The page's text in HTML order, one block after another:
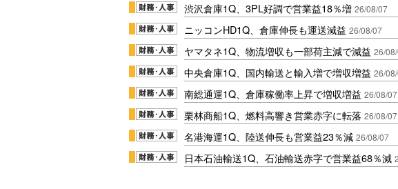
渋沢倉庫1Q、3PL好調で営業益18％増 26/08/07
ニッコンHD1Q、倉庫伸長も運送減益 26/08/07
ヤマタネ1Q、物流増収も一部荷主減で減益 26/
中央倉庫1Q、国内輸送と輸入増で増収増益 26/
南総通運1Q、倉庫稼働率上昇で増収増益 26/08/07
栗林商船1Q、燃料高響き営業赤字に転落 26/08/07
名港海運1Q、陸送伸長も営業益23％減 26/08/07
日本石油輸送1Q、石油輸送赤字で営業益68％減